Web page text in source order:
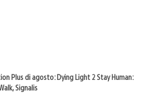
Plus di agosto: Dying Light 2 Stay Human:
Signalis